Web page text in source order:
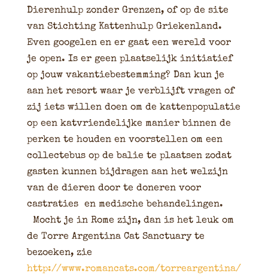
Dierenhulp zonder Grenzen, of op de site
van Stichting Kattenhulp Griekenland.
Even googelen en er gaat een wereld voor
je open. Is er geen plaatselijk initiatief
op jouw vakantiebestemming? Dan kun je
aan het resort waar je verblijft vragen of
zij iets willen doen om de kattenpopulatie
op een katvriendelijke manier binnen de
perken te houden en voorstellen om een
collectebus op de balie te plaatsen zodat
gasten kunnen bijdragen aan het welzijn
van de dieren door te doneren voor
castraties en medische behandelingen.
Mocht je in Rome zijn, dan is het leuk om
de Torre Argentina Cat Sanctuary te
bezoeken, zie
http://www.romancats.com/torreargentina/